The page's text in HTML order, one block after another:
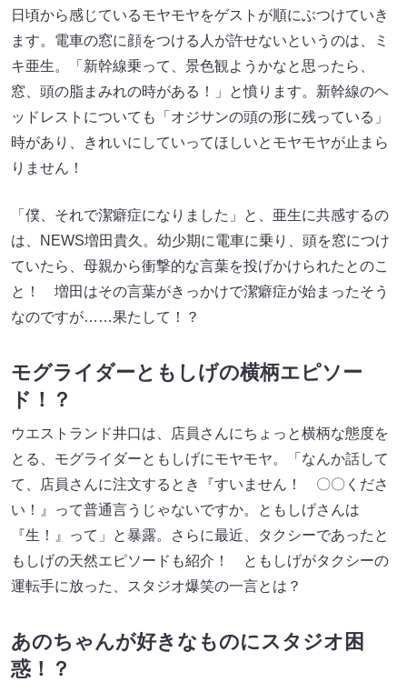
日頃から感じているモヤモヤをゲストが順にぶつけていき
ます。電車の窓に顔をつける人が許せないというのは、ミ
キ亜生。「新幹線乗って、景色観ようかなと思ったら、
窓、頭の脂まみれの時がある！」と憤ります。新幹線のヘ
ッドレストについても「オジサンの頭の形に残っている」
時があり、きれいにしていってほしいとモヤモヤが止まら
りません！
「僕、それで潔癖症になりました」と、亜生に共感するの
は、NEWS増田貴久。幼少期に電車に乗り、頭を窓につけ
ていたら、母親から衝撃的な言葉を投げかけられたとのこ
と！ 増田はその言葉がきっかけで潔癖症が始まったそう
なのですが……果たして！？
モグライダーともしげの横柄エピソー
ド！？
ウエストランド井口は、店員さんにちょっと横柄な態度を
とる、モグライダーともしげにモヤモヤ。「なんか話して
て、店員さんに注文するとき『すいません！ 〇〇くださ
い！』って普通言うじゃないですか。ともしげさんは
『生！』って」と暴露。さらに最近、タクシーであったと
もしげの天然エピソードも紹介！ ともしげがタクシーの
運転手に放った、スタジオ爆笑の一言とは？
あのちゃんが好きなものにスタジオ困
惑！？